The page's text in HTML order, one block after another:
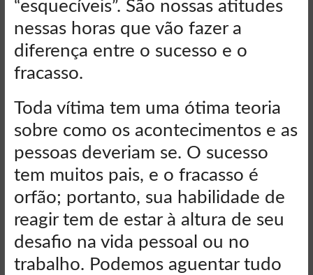
“esquecíveis”. São nossas atitudes
nessas horas que vão fazer a
diferença entre o sucesso e o
fracasso.
Toda vítima tem uma ótima teoria
sobre como os acontecimentos e as
pessoas deveriam se. O sucesso
tem muitos pais, e o fracasso é
orfão; portanto, sua habilidade de
reagir tem de estar à altura de seu
desafio na vida pessoal ou no
trabalho. Podemos aguentar tudo